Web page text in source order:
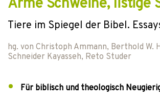
Arme Schweine, listige
Tiere im Spiegel der Bibel.
hg. von Christoph Ammann, Berthold W.
Schneider Kayasseh, Reto Studer
Für biblisch und theologisch